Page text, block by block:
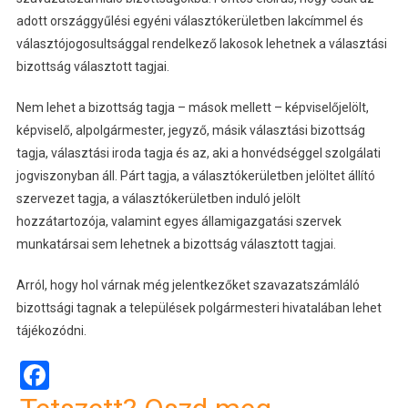
adott országgyűlési egyéni választókerületben lakcímmel és
választójogosultsággal rendelkező lakosok lehetnek a választási
bizottság választott tagjai.
Nem lehet a bizottság tagja – mások mellett – képviselőjelölt,
képviselő, alpolgármester, jegyző, másik választási bizottság
tagja, választási iroda tagja és az, aki a honvédséggel szolgálati
jogviszonyban áll. Párt tagja, a választókerületben jelöltet állító
szervezet tagja, a választókerületben induló jelölt
hozzátartozója, valamint egyes államigazgatási szervek
munkatársai sem lehetnek a bizottság választott tagjai.
Arról, hogy hol várnak még jelentkezőket szavazatszámláló
bizottsági tagnak a települések polgármesteri hivatalában lehet
tájékozódni.
Facebook